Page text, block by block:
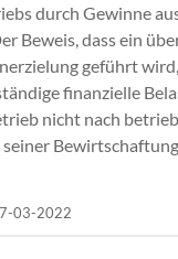
durch Gewinne
Beweis, dass ein
geführt
finanzielle
nicht nach
03-2022